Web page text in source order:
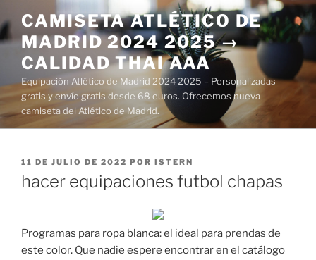
al
contenido
CAMISETA ATLÉTICO DE
MADRID 2024 2025 →
CALIDAD THAI AAA
Equipación Atlético de Madrid 2024 2025 – Personalizadas
gratis y envío gratis desde 68 euros. Ofrecemos nueva
camiseta del Atlético de Madrid.
PUBLICADO
EL
11 DE JULIO DE 2022 POR ISTERN
hacer equipaciones futbol chapas
Programas para ropa blanca: el ideal para prendas de
este color. Que nadie espere encontrar en el catálogo